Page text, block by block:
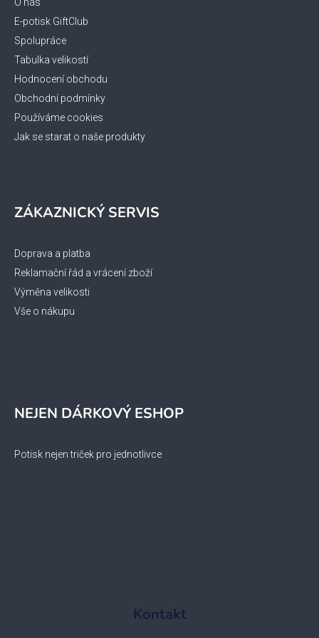
E-potisk GiftClub
Spolupráce
Tabulka velikostí
Hodnocení obchodu
Obchodní podmínky
Používáme cookies
Jak se starat o naše produkty
ZÁKAZNICKÝ SERVIS
Doprava a platba
Reklamační řád a vrácení zboží
Výměna velikosti
Vše o nákupu
NEJEN DÁRKOVÝ ESHOP
Potisk nejen triček pro jednotlivce
Kontakt